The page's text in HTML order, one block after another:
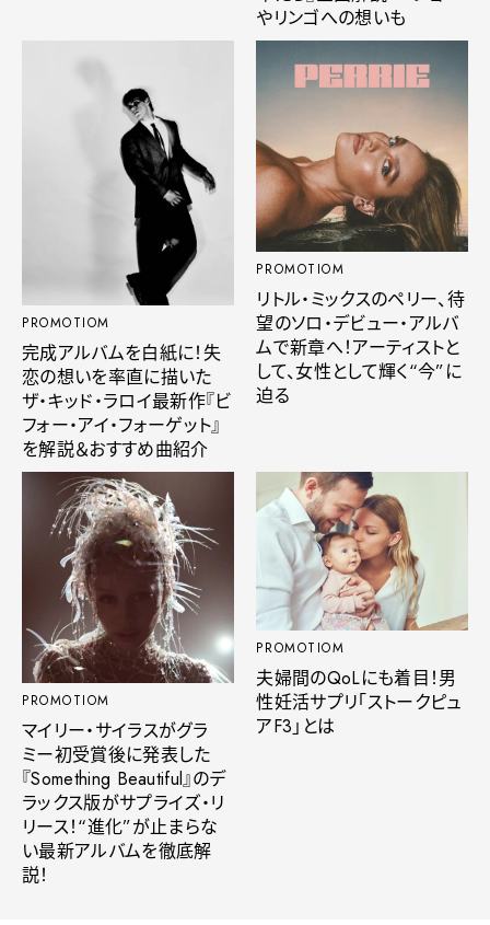
やリンゴへの想いも
PROMOTIOM
完成アルバムを白紙に！失
恋の想いを率直に描いた
ザ・キッド・ラロイ最新作『ビ
フォー・アイ・フォーゲット』
を解説＆おすすめ曲紹介
PROMOTIOM
リトル・ミックスのペリー、待
望のソロ・デビュー・アルバ
ムで新章へ！アーティストと
して、女性として輝く“今”に
迫る
PROMOTIOM
マイリー・サイラスがグラ
ミー初受賞後に発表した
『Something Beautiful』のデ
ラックス版がサプライズ・リ
リース！“進化”が止まらな
い最新アルバムを徹底解
説！
PROMOTIOM
夫婦間のQoLにも着目！男
性妊活サプリ「ストークピュ
アF3」とは